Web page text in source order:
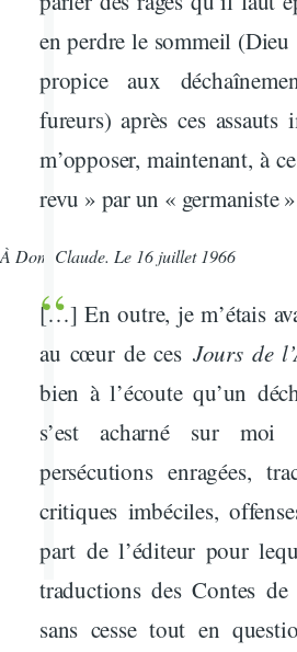
en perdre le sommeil
propice aux
fureurs) après ces assauts
m’opposer, maintenant, à
revu » par un « germaniste
À Dom Claude. Le 16 juillet 1966
[…] En outre, je m’étais
au cœur de ces Jours de
bien à l’écoute qu’un
s’est acharné sur
persécutions enragées,
critiques imbéciles,
part de l’éditeur pour
traductions des Contes
sans cesse tout en